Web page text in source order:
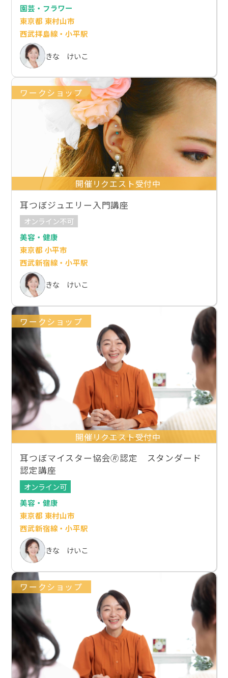
園芸・フラワー
東京都 東村山市
西武拝島線・小平駅
きな けいこ
ワークショップ
開催リクエスト受付中
耳つぼジュエリー入門講座
オンライン不可
美容・健康
東京都 小平市
西武新宿線・小平駅
きな けいこ
ワークショップ
開催リクエスト受付中
耳つぼマイスター協会🄬認定 スタンダード
認定講座
オンライン可
美容・健康
東京都 東村山市
西武新宿線・小平駅
きな けいこ
ワークショップ